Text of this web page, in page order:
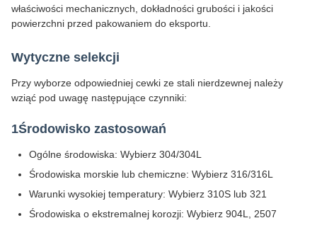
właściwości mechanicznych, dokładności grubości i jakości
powierzchni przed pakowaniem do eksportu.
Wytyczne selekcji
Przy wyborze odpowiedniej cewki ze stali nierdzewnej należy
wziąć pod uwagę następujące czynniki:
1Środowisko zastosowań
Ogólne środowiska: Wybierz 304/304L
Środowiska morskie lub chemiczne: Wybierz 316/316L
Warunki wysokiej temperatury: Wybierz 310S lub 321
Środowiska o ekstremalnej korozji: Wybierz 904L, 2507